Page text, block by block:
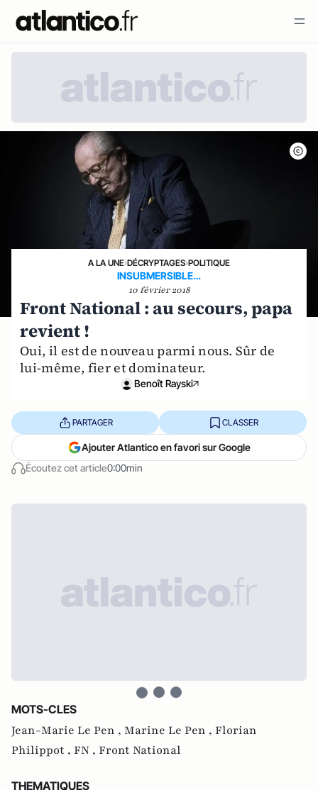
A LA UNE›DÉCRYPTAGES›POLITIQUE
INSUBMERSIBLE…
10 février 2018
Front National : au secours, papa
revient !
Oui, il est de nouveau parmi nous. Sûr de
lui-même, fier et dominateur.
Benoît Rayski
Écoutez cet article0:00min
PARTAGER CLASSER
Ajouter Atlantico en favori sur Google
MOTS-CLES
Jean-Marie Le Pen , Marine Le Pen , Florian
Philippot , FN , Front National
THEMATIQUES